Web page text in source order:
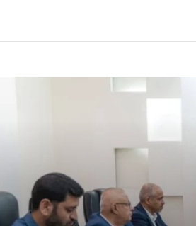
المحرّمي يستقبل وزير الدولة لشؤون المرأة
القيادة ويوجه رسائل حاسمة للداخل
والخارج